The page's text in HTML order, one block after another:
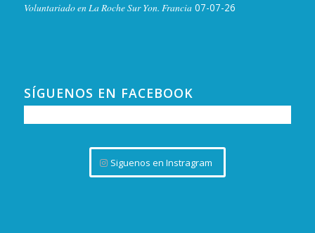
Voluntariado en La Roche Sur Yon. Francia 07-07-26
SÍGUENOS EN FACEBOOK
Siguenos en Instragram